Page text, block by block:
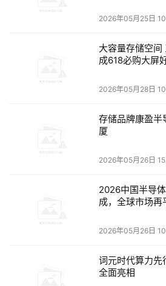
2026年05月25日
大容量存储空间
成618必购大屏
2026年05月28日
存储品牌康盈半
厦
2026年05月26日
2026中国半导
成，全球市场再
2026年05月26日
词元时代算力先
全面亮相